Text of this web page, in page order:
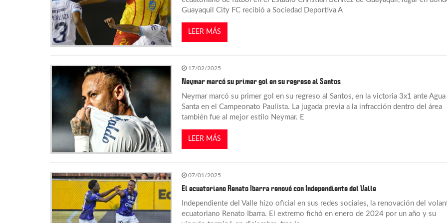
n
d
e
t
r
a
d
Guayaquil City FC recibió a Sociedad Deportiva A
LEER MÁS
17/02/2025
Neymar marcó su primer gol en su regreso al Santos
Neymar marcó su primer gol en su regreso al Santos, en la victoria 3x1 ante Agua
Santa en el Campeonato Paulista. La jugada previa a la infracción dentro del área
también fue al mejor estilo Neymar. E
LEER MÁS
07/01/2025
El ecuatoriano Renato Ibarra renovó con Independiente del Valle
Independiente del Valle hizo oficial en sus redes sociales, la renovación del
ecuatoriano Renato Ibarra. El extremo fichó en enero de 2024 por un año y su